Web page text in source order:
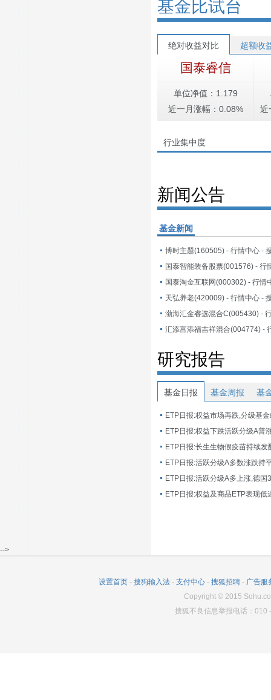
基金比试台
绝对收益对比 超额收
国泰睿信
单位净值：1.179
近一月涨幅：0.08%
近
行业集中度
新闻公告
基金新闻
博时主题(160505) - 行情中心 -
国泰智能装备股票(001576) - 行
国泰淘金互联网(000302) - 行情
天弘养老(420009) - 行情中心 -
研究报告
基金日报 基金周报 基
ETP日报:权益市场再跌,分级基
ETP日报:长生生物假疫苗持续发
ETP日报:活跃分级A多数涨跌持
ETP日报:活跃分级A多上涨,德国
-->
设置首页 - 搜狗输入法 - 支付中心 - 搜狐招聘 - 广告服
Copyright© 2015
搜狐不良信息举报电话：010